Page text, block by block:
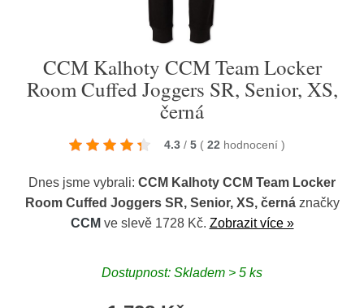
CCM Kalhoty CCM Team Locker
Room Cuffed Joggers SR, Senior, XS,
černá
4.3 / 5 ( 22 hodnocení )
Dnes jsme vybrali: CCM Kalhoty CCM Team Locker
Room Cuffed Joggers SR, Senior, XS, černáznačky
CCM ve slevě 1728 Kč. Zobrazit více »
Dostupnost: Skladem > 5 ks